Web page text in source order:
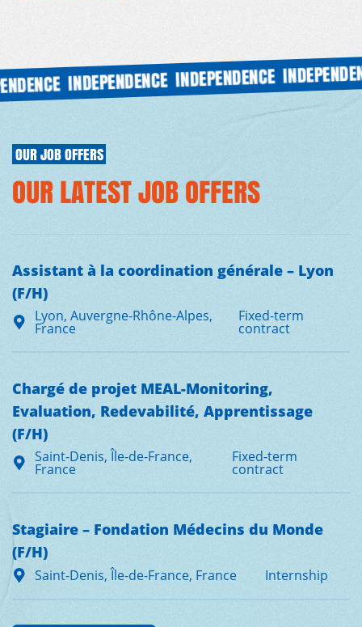
INDEPENDENCE INDEPENDENCE INDEPENDENCE
OUR JOB OFFERS
OUR LATEST JOB OFFERS
Assistant à la coordination générale – Lyon
(F/H)
Lyon, Auvergne-Rhône-Alpes,
France
Fixed-term
contract
Chargé de projet MEAL-Monitoring,
Evaluation, Redevabilité, Apprentissage
(F/H)
Saint-Denis, Île-de-France,
France
Fixed-term
contract
Stagiaire – Fondation Médecins du Monde
(F/H)
Saint-Denis, Île-de-France, France Internship